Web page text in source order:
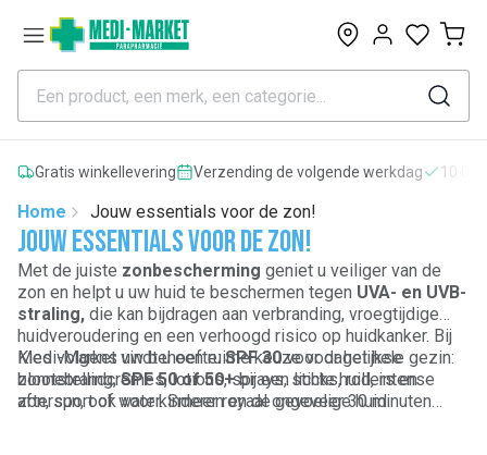
0
Gratis winkellevering Verzending de volgende werkdag
Home Jouw essentials voor de zon!
Jouw essentials voor de zon!
Met de juiste zonbescherming geniet u veiliger van de
zon en helpt u uw huid te beschermen tegen UVA- en UVB-
straling, die kan bijdragen aan verbranding, vroegtijdige
huidveroudering en een verhoogd risico op huidkanker. Bij
Medi-Market vindt ueen ruime keuze voor het hele gezin:
zonnebrandcrèmes, lotions, sprays, sticks, rollers en
aftersun, ook voorkinderenen de gevoelige huid.
Kies volgens uw behoefte:SPF 30voor dagelijkse
blootstelling,SPF 50 of 50+bij een lichte huid, intense
zon, sport of water. Smeer royaal ongeveer 30 minuten